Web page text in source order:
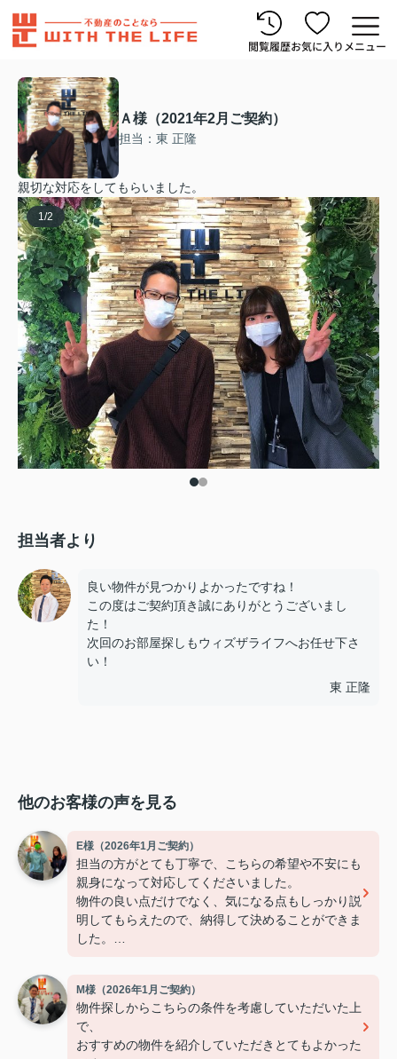
閲覧履歴お気に入り メニュー
Ａ様（2021年2月ご契約）
担当：東 正隆
親切な対応をしてもらいました。
1/2
担当者より
良い物件が見つかりよかったですね！
この度はご契約頂き誠にありがとうございまし
た！
次回のお部屋探しもウィズザライフへお任せ下さ
い！
東 正隆
他のお客様の声を見る
E様（2026年1月ご契約）
担当の方がとても丁寧で、こちらの希望や不安にも
親身になって対応してくださいました。
物件の良い点だけでなく、気になる点もしっかり説
明してもらえたので、納得して決めることができま
した。
また引っ越しの機会があれば、ぜひお願いしたいで
す。
M様（2026年1月ご契約）
物件探しからこちらの条件を考慮していただいた上
で、
おすすめの物件を紹介していただきとてもよかった